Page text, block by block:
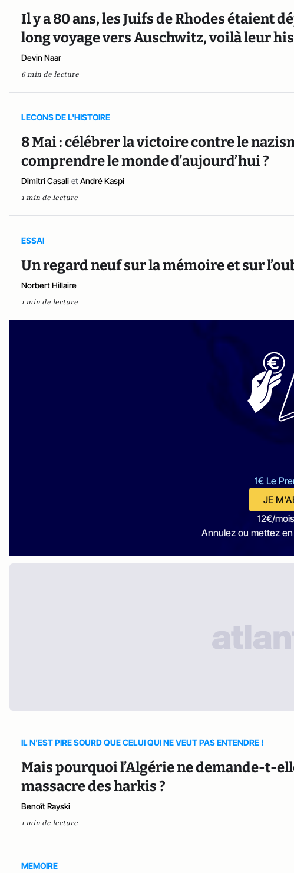
Il y a 80 ans, les Juifs de Rhodes étaient
long voyage vers Auschwitz, voilà leur
Devin Naar
6 min de lecture
LECONS DE L'HISTOIRE
8 Mai : célébrer la victoire contre le
comprendre le monde d’aujourd’hui ?
Dimitri Casali et André Kaspi
1 min de lecture
ESSAI
Un regard neuf sur la mémoire et sur
Norbert Hillaire
1 min de lecture
1€ Le
JE
12€/
Annulez ou mettez
IL N'EST PIRE SOURD QUE CELUI QUI NE VEUT PAS ENTENDRE !
Mais pourquoi l’Algérie ne demande-t-
massacre des harkis ?
Benoît Rayski
1 min de lecture
MEMOIRE